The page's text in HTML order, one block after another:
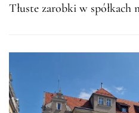
Tłuste zarobki w spółkach